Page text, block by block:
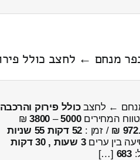
כולל פירוק והרכבה
המחירים5000
–
3800
₪
/ זמן : 52 דקות 55 שניות
בין ערים3 שעות , 30 דקות
683
[…]